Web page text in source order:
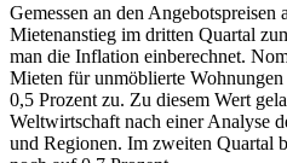
Gemessen an den
Mietenanstieg im dritten Quartal
man die Inflation einberechnet.
Mieten für unmöblierte
0,5 Prozent zu. Zu diesem Wert
Weltwirtschaft nach einer Analyse
und Regionen. Im zweiten Quartal